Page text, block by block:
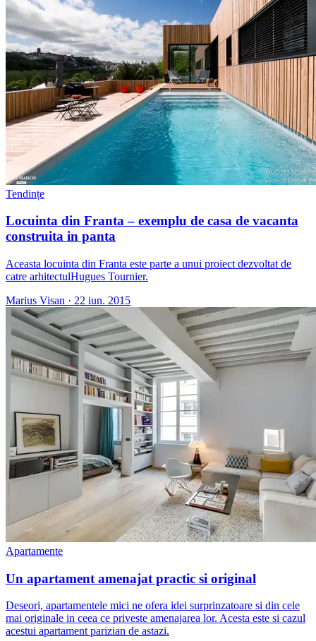
Tendințe
Locuinta din Franta – exemplu de casa de vacanta
construita in panta
Aceasta locuinta din Franta este parte a unui proiect dezvoltat de
catre arhitectulHugues Tournier.
Marius Visan · 22 iun. 2015
Apartamente
Un apartament amenajat practic si original
Deseori, apartamentele mici ne ofera idei surprinzatoare si din cele
mai originale in ceea ce priveste amenajarea lor. Acesta este si cazul
acestui apartament parizian de astazi.